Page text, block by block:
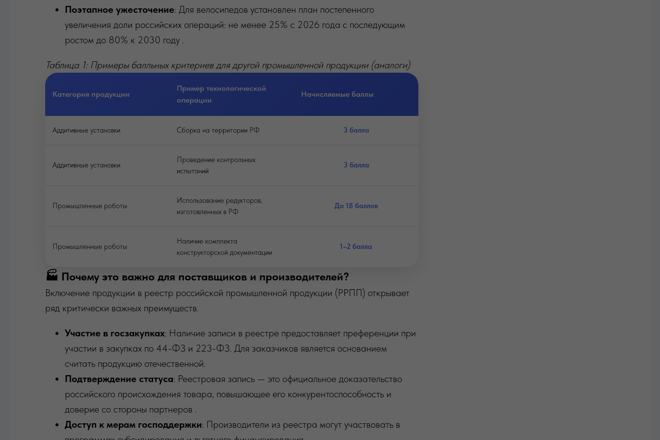
Поэтапное ужесточение: Для велосипедов установлен план постепенного
увеличения доли российских операций: не менее 25% с 2026 года с последующим
ростом до 80% к 2030 году .
Таблица 1: Примеры балльных критериев для другой промышленной продукции (аналоги)
Категория продукции
Пример технологической
операции
Начисляемые баллы
Аддитивные установки Сборка на территории РФ 3 балла
Аддитивные установки
Проведение контрольных
испытаний
3 балла
Промышленные роботы
Использование редукторов,
изготовленных в РФ
До 18 баллов
Промышленные роботы
Наличие комплекта
конструкторской документации
1–2 балла
🏭 Почему это важно для поставщиков и производителей?
Включение продукции в реестр российской промышленной продукции (РРПП) открывает
ряд критически важных преимуществ.
Участие в госзакупках: Наличие записи в реестре предоставляет преференции при
участии в закупках по 44-ФЗ и 223-ФЗ. Для заказчиков является основанием
считать продукцию отечественной.
Подтверждение статуса: Реестровая запись — это официальное доказательство
российского происхождения товара, повышающее его конкурентоспособность и
доверие со стороны партнеров .
Доступ к мерам господдержки: Производители из реестра могут участвовать в